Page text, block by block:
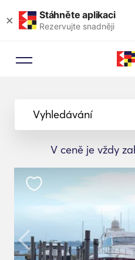
× Stáhněte aplikaci
Rezervujte snadněji
Vyhledávání
V ceně je vždy